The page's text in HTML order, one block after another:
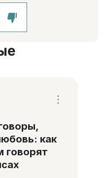
как
говорят